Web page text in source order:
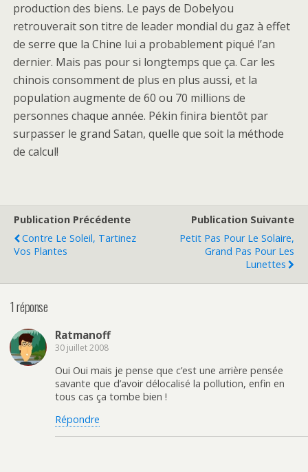
production des biens. Le pays de Dobelyou
retrouverait son titre de leader mondial du gaz à effet
de serre que la Chine lui a probablement piqué l’an
dernier. Mais pas pour si longtemps que ça. Car les
chinois consomment de plus en plus aussi, et la
population augmente de 60 ou 70 millions de
personnes chaque année. Pékin finira bientôt par
surpasser le grand Satan, quelle que soit la méthode
de calcul!
Publication Précédente
Contre Le Soleil, Tartinez
Vos Plantes
Publication Suivante
Petit Pas Pour Le Solaire,
Grand Pas Pour Les
Lunettes
1 réponse
Ratmanoff
30 juillet 2008
Oui Oui mais je pense que c’est une arrière pensée
savante que d’avoir délocalisé la pollution, enfin en
tous cas ça tombe bien !
Répondre